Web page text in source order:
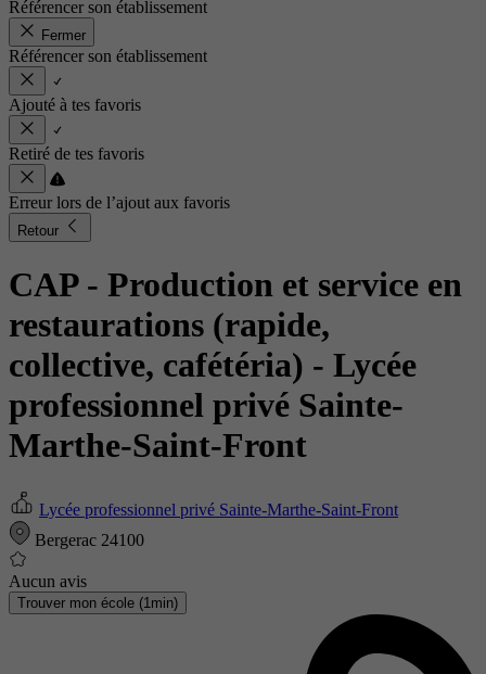
Référencer son établissement
Fermer
Référencer son établissement
Ajouté à tes favoris
Retiré de tes favoris
Erreur lors de l’ajout aux favoris
Retour
CAP - Production et service en
restaurations (rapide,
collective, cafétéria) - Lycée
professionnel privé Sainte-
Marthe-Saint-Front
Lycée professionnel privé Sainte-Marthe-Saint-Front
Bergerac 24100
Aucun avis
Trouver mon école (1min)